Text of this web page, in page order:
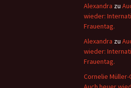
Alexandra zu
wieder:
Frauentag.
Alexandra zu
wieder:
Frauentag.
Cornelie